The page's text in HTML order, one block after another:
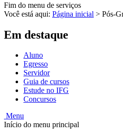
Fim do menu de serviços
Você está aqui: Página inicial > Pós-
Em destaque
Aluno
Egresso
Servidor
Guia de cursos
Estude no IFG
Concursos
Menu
Início do menu principal